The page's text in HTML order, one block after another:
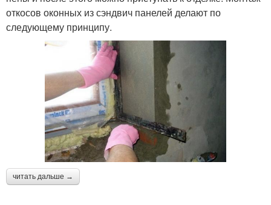
откосов оконных из сэндвич панелей делают по
следующему принципу.
читать дальше →